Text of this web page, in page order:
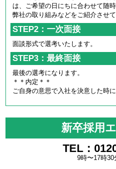
は、ご希望の日にちに合わせて随時
弊社の取り組みなどをご紹介させて
STEP2：一次面接
面談形式で選考いたします。
STEP3：最終面接
最後の選考になります。
＊＊内定＊＊
ご自身の意思で入社を決意した時
新卒採用
TEL：
9時〜17時30